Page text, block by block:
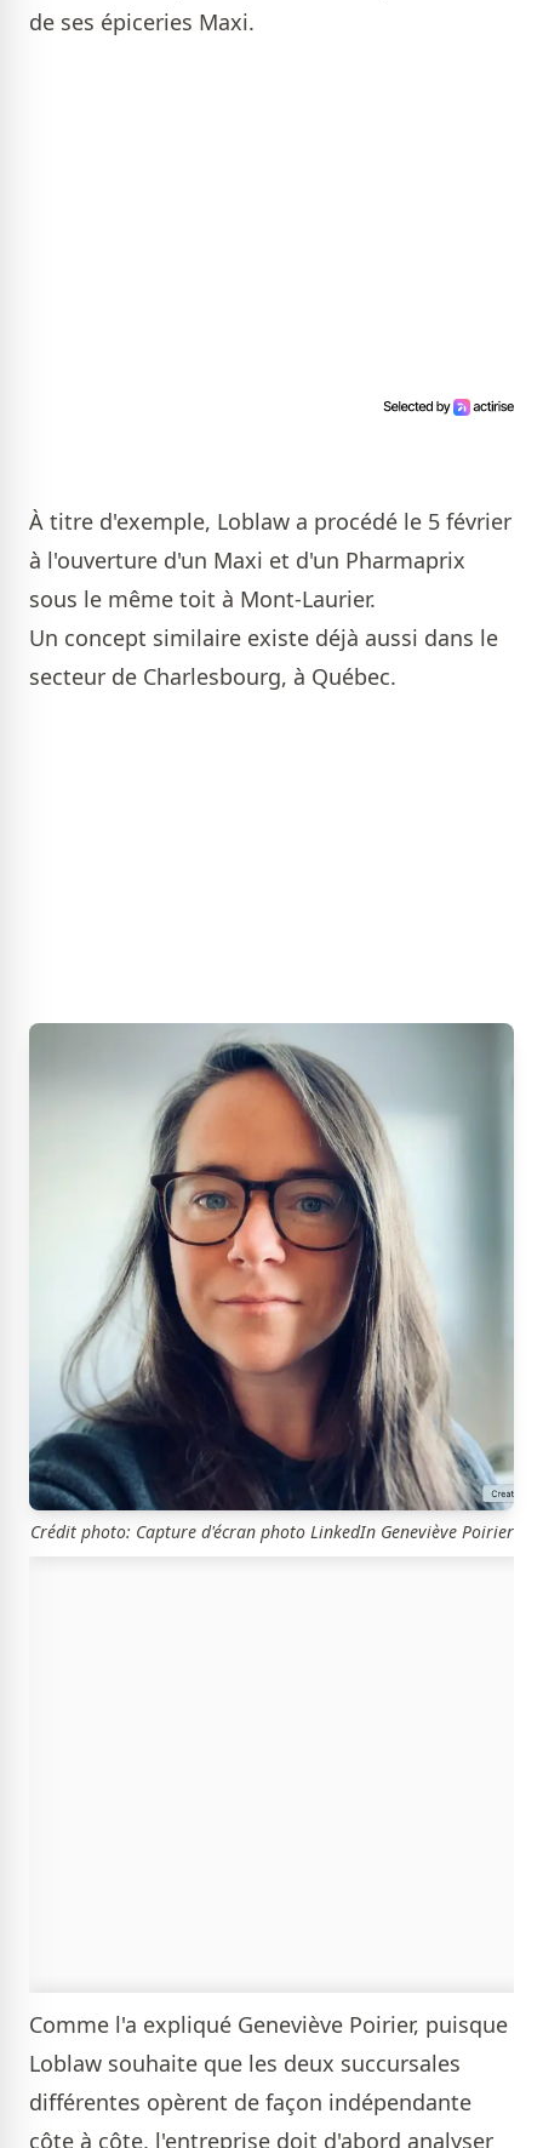
de ses épiceries Maxi.
À titre d'exemple, Loblaw a procédé le 5 février
à l'ouverture d'un Maxi et d'un Pharmaprix
sous le même toit à Mont-Laurier.
Un concept similaire existe déjà aussi dans le
secteur de Charlesbourg, à Québec.
Crédit photo: Capture d'écran photo LinkedIn Geneviève Poirier
Comme l'a expliqué Geneviève Poirier, puisque
Loblaw souhaite que les deux succursales
différentes opèrent de façon indépendante
côte à côte, l'entreprise doit d'abord analyser